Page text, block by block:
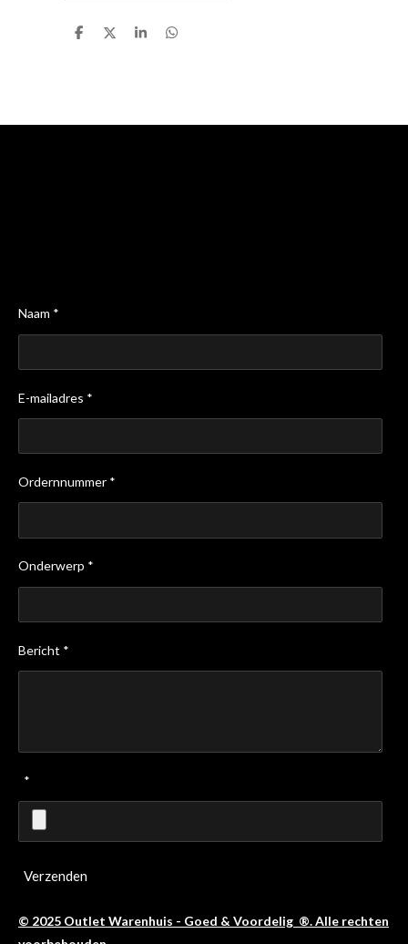
D
D
S
D
Naam *
E-mailadres *
Ordernnummer *
Onderwerp *
Bericht *
*
Verzenden
© 2025 Outlet Warenhuis - Goed & Voordelig ®. Alle rechten